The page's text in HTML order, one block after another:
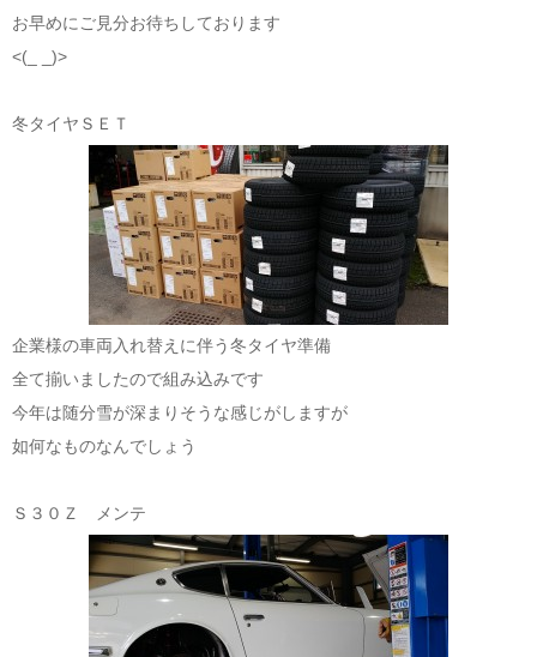
お早めにご見分お待ちしております
<(_ _)>
冬タイヤＳＥＴ
企業様の車両入れ替えに伴う冬タイヤ準備
全て揃いましたので組み込みです
今年は随分雪が深まりそうな感じがしますが
如何なものなんでしょう
Ｓ３０Ｚ メンテ